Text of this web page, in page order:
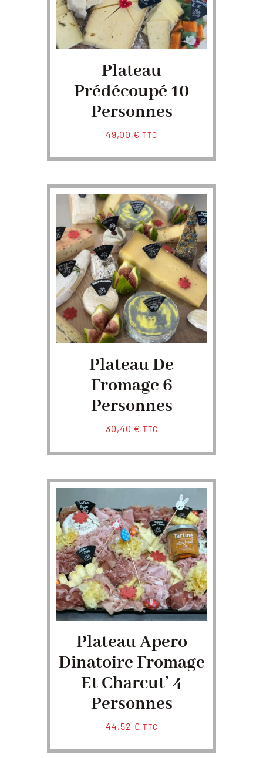
Plateau
Prédécoupé 10
Personnes
49,00 € TTC
Plateau De
Fromage 6
Personnes
30,40 € TTC
Plateau Apero
Dinatoire Fromage
Et Charcut’ 4
Personnes
44,52 € TTC